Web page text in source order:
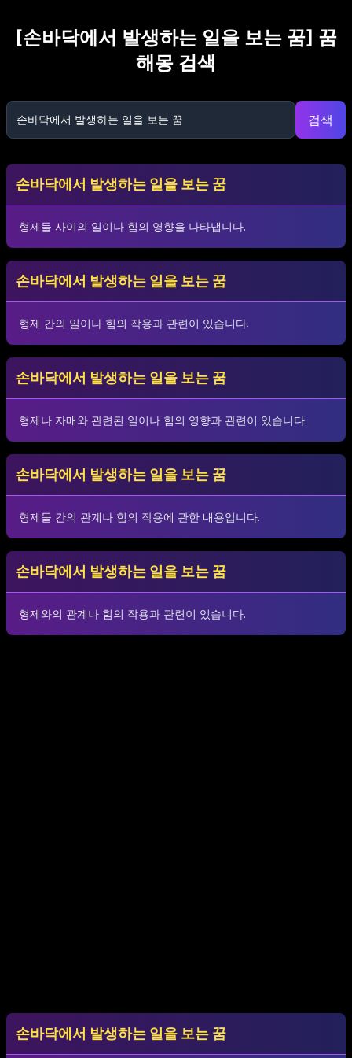
[손바닥에서 발생하는 일을 보는 꿈] 꿈
해몽 검색
검색
손바닥에서 발생하는 일을 보는 꿈
형제들 사이의 일이나 힘의 영향을 나타냅니다.
손바닥에서 발생하는 일을 보는 꿈
형제 간의 일이나 힘의 작용과 관련이 있습니다.
손바닥에서 발생하는 일을 보는 꿈
형제나 자매와 관련된 일이나 힘의 영향과 관련이 있습니다.
손바닥에서 발생하는 일을 보는 꿈
형제들 간의 관계나 힘의 작용에 관한 내용입니다.
손바닥에서 발생하는 일을 보는 꿈
형제와의 관계나 힘의 작용과 관련이 있습니다.
손바닥에서 발생하는 일을 보는 꿈